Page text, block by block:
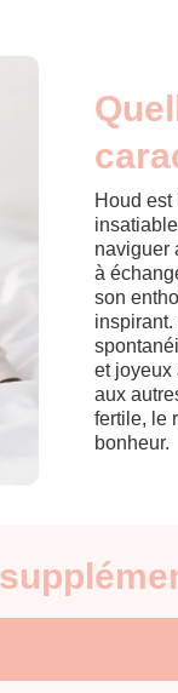
Houd
naviguer
à
son
et joyeux
aux
fertile, le
bonheur.